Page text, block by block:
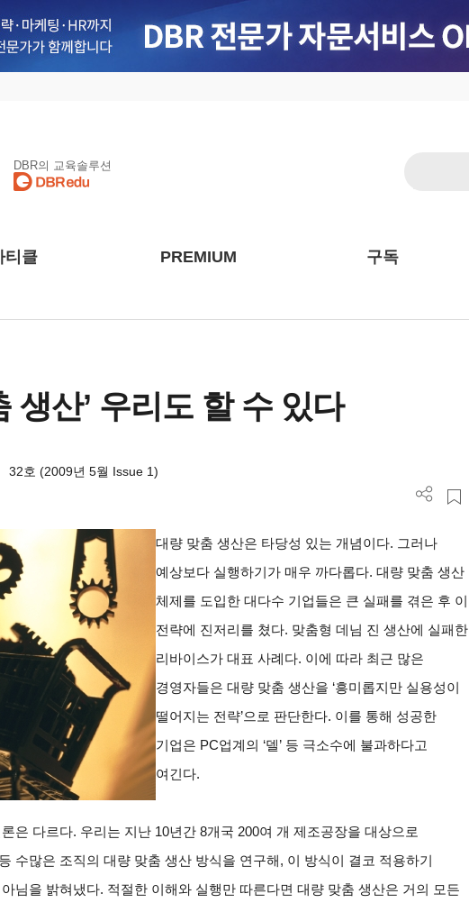
DBR의 교육솔루션
티클 PREMIUM 구독
생산’ 우리도 할 수 있다
32호 (2009년 5월 Issue 1)
대량 맞춤 생산은 타당성 있는 개념이다. 그러나
예상보다 실행하기가 매우 까다롭다. 대량 맞춤 생산
체제를 도입한 대다수 기업들은 큰 실패를 겪은 후 이
전략에 진저리를 쳤다. 맞춤형 데님 진 생산에 실패한
리바이스가 대표 사례다. 이에 따라 최근 많은
경영자들은 대량 맞춤 생산을 ‘흥미롭지만 실용성이
떨어지는 전략’으로 판단한다. 이를 통해 성공한
기업은 PC업계의 ‘델’ 등 극소수에 불과하다고
여긴다.
은 다르다. 우리는 지난 10년간 8개국 200여 개 제조공장을 대상으로
수많은 조직의 대량 맞춤 생산 방식을 연구해, 이 방식이 결코 적용하기
님을 밝혀냈다. 적절한 이해와 실행만 따른다면 대량 맞춤 생산은 거의 모든